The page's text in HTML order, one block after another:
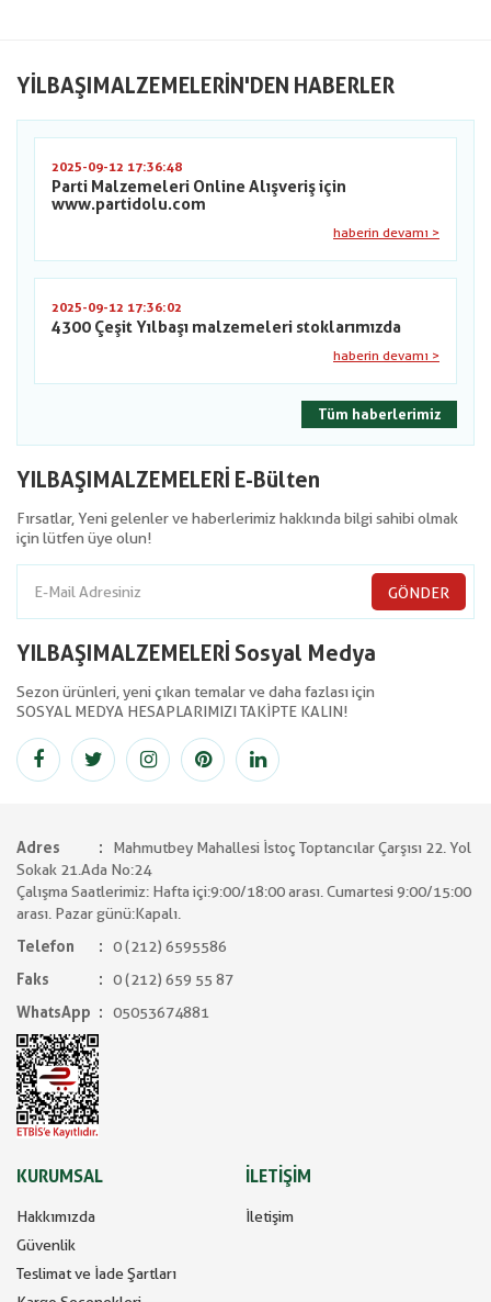
YILBAŞIMALZEMELERIN'DEN HABERLER
2025-09-12 17:36:48
Parti Malzemeleri Online Alışveriş için
www.partidolu.com
haberin devamı >
2025-09-12 17:36:02
4300 Çeşit Yılbaşı malzemeleri stoklarımızda
haberin devamı >
Tüm haberlerimiz
YILBAŞIMALZEMELERİ E-Bülten
Fırsatlar, Yeni gelenler ve haberlerimiz hakkında bilgi sahibi olmak
için lütfen üye olun!
GÖNDER
YILBAŞIMALZEMELERİ Sosyal Medya
Sezon ürünleri, yeni çıkan temalar ve daha fazlası için
SOSYAL MEDYA HESAPLARIMIZI TAKİPTE KALIN!
Adres
Mahmutbey Mahallesi İstoç Toptancılar Çarşısı 22. Yol
Sokak 21.Ada No:24
Çalışma Saatlerimiz: Hafta içi:9:00/18:00 arası. Cumartesi 9:00/15:00
arası. Pazar günü:Kapalı.
Telefon
0 (212) 6595586
Faks
0 (212) 659 55 87
WhatsApp
05053674881
KURUMSAL
Hakkımızda
Güvenlik
Teslimat ve İade Şartları
İLETİŞİM
İletişim